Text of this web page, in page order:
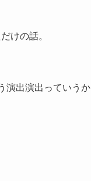
けの話。
出演出っていう